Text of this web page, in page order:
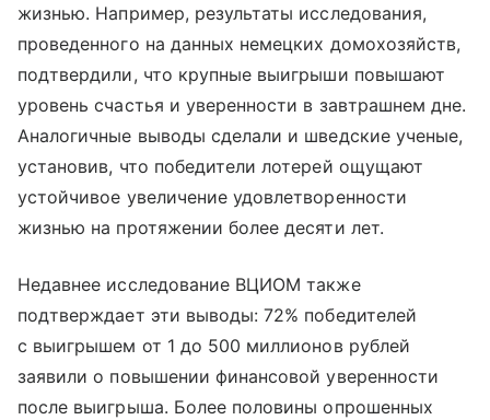
жизнью. Например, результаты исследования,
проведенного на данных немецких домохозяйств,
подтвердили, что крупные выигрыши повышают
уровень счастья и уверенности в завтрашнем дне.
Аналогичные выводы сделали и шведские ученые,
установив, что победители лотерей ощущают
устойчивое увеличение удовлетворенности
жизнью на протяжении более десяти лет.
Недавнее исследование ВЦИОМ также
подтверждает эти выводы: 72% победителей
с выигрышем от 1 до 500 миллионов рублей
заявили о повышении финансовой уверенности
после выигрыша. Более половины опрошенных